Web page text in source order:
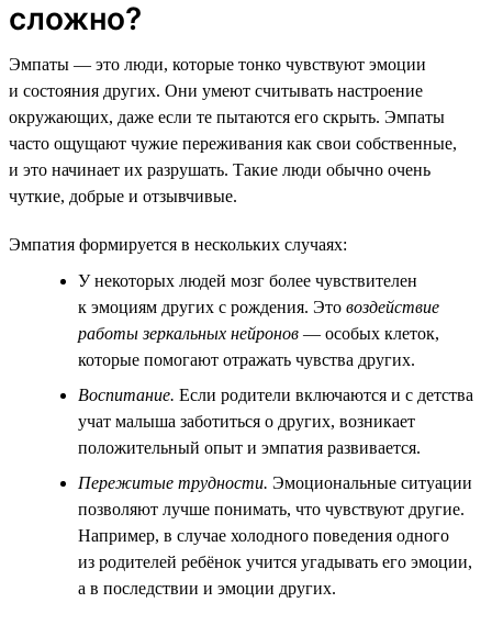
сложно?
Эмпаты — это люди, которые тонко чувствуют эмоции
и состояния других. Они умеют считывать настроение
окружающих, даже если те пытаются его скрыть. Эмпаты
часто ощущают чужие переживания как свои собственные,
и это начинает их разрушать. Такие люди обычно очень
чуткие, добрые и отзывчивые.
Эмпатия формируется в нескольких случаях:
У некоторых людей мозг более чувствителен
к эмоциям других с рождения. Это воздействие
работы зеркальных нейронов — особых клеток,
которые помогают отражать чувства других.
Воспитание. Если родители включаются и с детства
учат малыша заботиться о других, возникает
положительный опыт и эмпатия развивается.
Пережитые трудности. Эмоциональные ситуации
позволяют лучше понимать, что чувствуют другие.
Например, в случае холодного поведения одного
из родителей ребёнок учится угадывать его эмоции,
а в последствии и эмоции других.